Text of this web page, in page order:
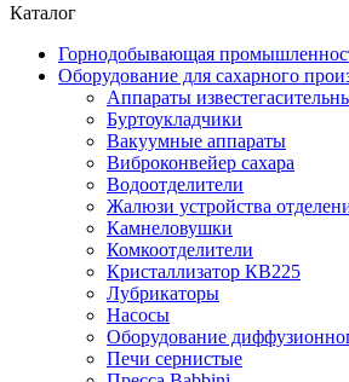
Каталог
Горнодобывающая
Оборудование для сахарного
Аппараты
Буртоукладчики
Вакуумные аппараты
Виброконвейер сахара
Водоотделители
Жалюзи устройства
Камнеловушки
Комкоотделители
Кристаллизатор КВ225
Лубрикаторы
Насосы
Оборудование
Печи сернистые